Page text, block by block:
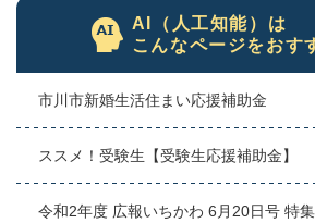
AI（人工知能）は
こんなページをおす
市川市新婚生活住まい応援補助金
ススメ！受験生【受験生応援補助金】
令和2年度 広報いちかわ 6月20日号 特集